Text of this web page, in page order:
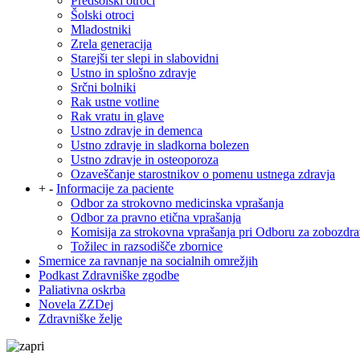
Šolski otroci
Mladostniki
Zrela generacija
Starejši ter slepi in slabovidni
Ustno in splošno zdravje
Srčni bolniki
Rak ustne votline
Rak vratu in glave
Ustno zdravje in demenca
Ustno zdravje in sladkorna bolezen
Ustno zdravje in osteoporoza
Ozaveščanje starostnikov o pomenu ustnega zdravja
+ - Informacije za paciente
Odbor za strokovno medicinska vprašanja
Odbor za pravno etična vprašanja
Komisija za strokovna vprašanja pri Odboru za
Tožilec in razsodišče zbornice
Smernice za ravnanje na socialnih omrežjih
Podkast Zdravniške zgodbe
Paliativna oskrba
Novela ZZDej
Zdravniške želje